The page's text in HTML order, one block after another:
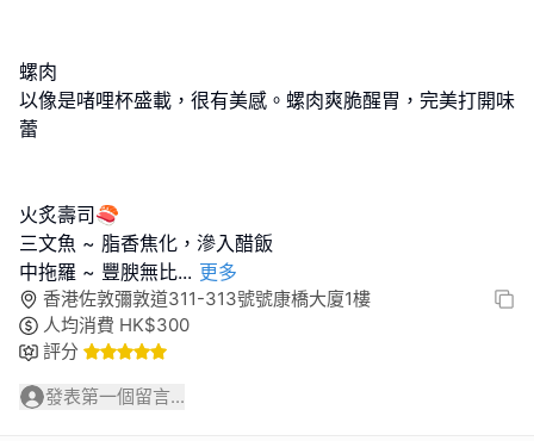
螺肉
以像是啫哩杯盛載，很有美感。螺肉爽脆醒胃，完美打開味
蕾
火炙壽司🍣
三文魚 ~ 脂香焦化，滲入醋飯
中拖羅 ~ 豐腴無比... 更多
香港佐敦彌敦道311-313號號康橋大廈1樓
人均消費 HK$300
評分
發表第一個留言...